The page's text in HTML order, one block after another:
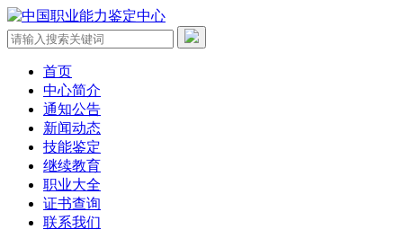
首页
中心简介
通知公告
新闻动态
技能鉴定
继续教育
职业大全
证书查询
联系我们